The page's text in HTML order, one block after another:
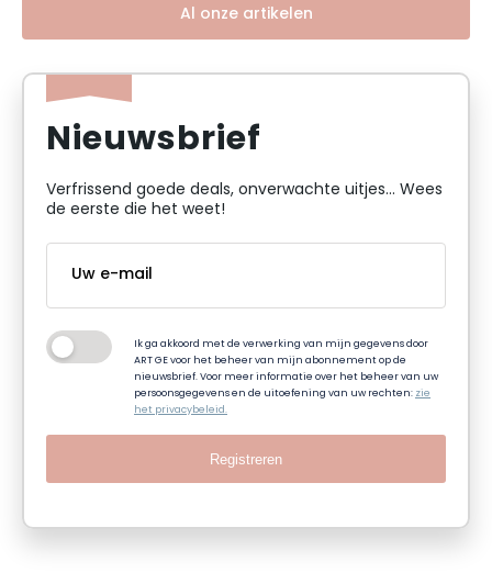
Al onze artikelen
Nieuwsbrief
Verfrissend goede deals, onverwachte uitjes... Wees
de eerste die het weet!
Ik ga akkoord met de verwerking van mijn gegevens door
ART GE voor het beheer van mijn abonnement op de
nieuwsbrief. Voor meer informatie over het beheer van uw
persoonsgegevens en de uitoefening van uw rechten:zie
het privacybeleid.
Registreren